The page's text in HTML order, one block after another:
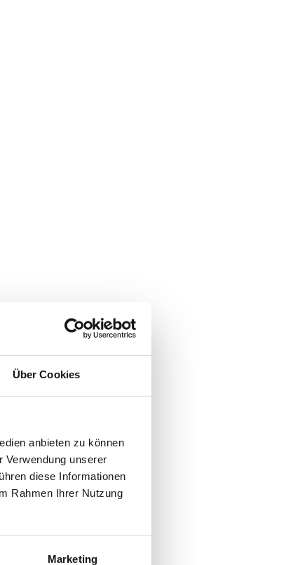
Über Cookies
anbieten zu können
Verwendung unserer
diese Informationen
Rahmen Ihrer Nutzung
Marketing